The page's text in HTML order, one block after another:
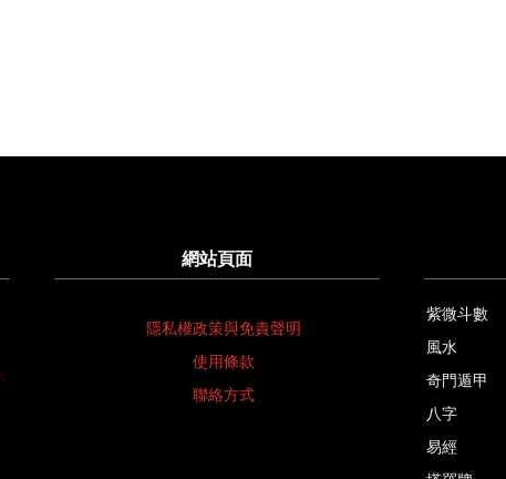
網站頁面
隱私權政策與免責聲明
使用條款
聯絡方式
紫微斗數
風水
奇門遁甲
八字
易經